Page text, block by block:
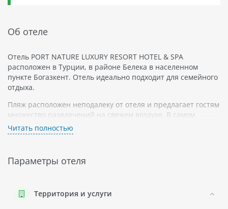
Об отеле
Отель PORT NATURE LUXURY RESORT HOTEL & SPA
расположен в Турции, в районе Белека в населенном
пункте Богазкент. Отель идеально подходит для семейного
отдыха.
Пляж расположен неподалеку от отеля и предлагает гостям
множество развлечений на свежем воздухе. В самом
Белеке можно посетить множество ресторанов, кафе и
магазинов.
предлагает своим гостям комфортабельные номера
Стандартный двухместный номер
Читать полностью
Параметры отеля
Территория и услуги